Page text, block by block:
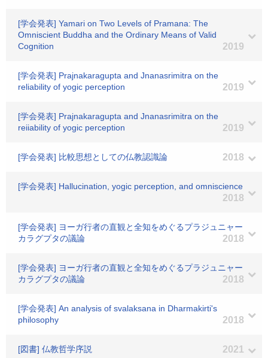
[学会発表] Yamari on Two Levels of Pramana: The
Omniscient Buddha and the Ordinary Means of Valid
Cognition
2019
[学会発表] Prajnakaragupta and Jnanasrimitra on the
reliability of yogic perception
2019
[学会発表] Prajnakaragupta and Jnanasrimitra on the
reiiability of yogic perception
2019
[学会発表] 比較思想としての仏教認識論 2018
[学会発表] Hallucination, yogic perception, and omniscience
2018
[学会発表] ヨーガ行者の直観と全知をめぐるプラジュニャー
カラグプタの議論
2018
[学会発表] ヨーガ行者の直観と全知をめぐるプラジュニャー
カラグプタの議論
2018
[学会発表] An analysis of svalaksana in Dharmakirti's
philosophy
2018
[図書] 仏教哲学序説 2021